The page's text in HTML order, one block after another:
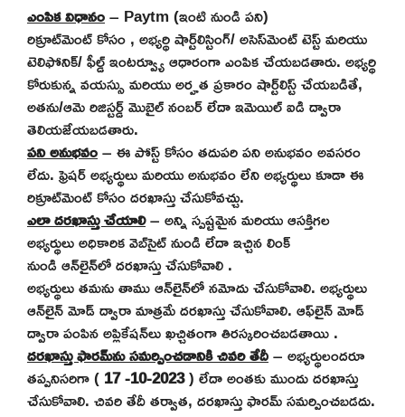
ఎంపిక విధానం– Paytm (ఇంటి నుండి పని)
రిక్రూట్‌మెంట్కోసం, అభ్యర్థి షార్ట్‌లిస్టింగ్/ అసెస్‌మెంట్ టెస్ట్ మరియు
టెలిఫోనిక్/ ఫీల్డ్ ఇంటర్వ్యూ ఆధారంగా ఎంపిక చేయబడతారు. అభ్యర్థి
కోరుకున్న వయస్సు మరియు అర్హత ప్రకారం షార్ట్‌లిస్ట్ చేయబడితే,
అతను/ఆమె రిజిస్టర్డ్ మొబైల్ నంబర్ లేదా ఇమెయిల్ ఐడి ద్వారా
తెలియజేయబడతారు.
పని అనుభవం– ఈ పోస్ట్ కోసం తదుపరి పని అనుభవం అవసరం
లేదు. ఫ్రెషర్ అభ్యర్థులు మరియు అనుభవం లేని అభ్యర్థులు కూడా ఈ
రిక్రూట్‌మెంట్ కోసం దరఖాస్తు చేసుకోవచ్చు.
ఎలా దరఖాస్తు చేయాలి– అన్ని స్పష్టమైన మరియు ఆసక్తిగల
అభ్యర్థులు అధికారిక వెబ్‌సైట్ నుండి లేదా ఇచ్చిన లింక్
నుండి ఆన్‌లైన్‌లో దరఖాస్తు చేసుకోవాలి .
అభ్యర్థులు తమను తాము ఆన్‌లైన్‌లో నమోదు చేసుకోవాలి. అభ్యర్థులు
ఆన్‌లైన్ మోడ్ ద్వారా మాత్రమే దరఖాస్తు చేసుకోవాలి.ఆఫ్‌లైన్ మోడ్
ద్వారా పంపిన అప్లికేషన్‌లు ఖచ్చితంగా తిరస్కరించబడతాయి.
దరఖాస్తు ఫారమ్‌ను సమర్పించడానికి చివరి తేదీ– అభ్యర్థులందరూ
తప్పనిసరిగా (17-10-2023) లేదా అంతకు ముందు దరఖాస్తు
చేసుకోవాలి. చివరి తేదీ తర్వాత, దరఖాస్తు ఫారమ్ సమర్పించబడదు.